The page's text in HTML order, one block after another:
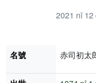
2021 nî 12
名號 赤司初太